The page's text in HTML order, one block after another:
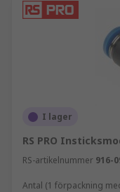
I lager
RS PRO
RS-artikelnummer 916-
Antal (1 förpackning